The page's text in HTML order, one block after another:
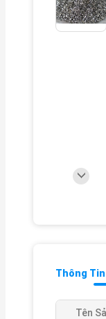
Thông
Tên